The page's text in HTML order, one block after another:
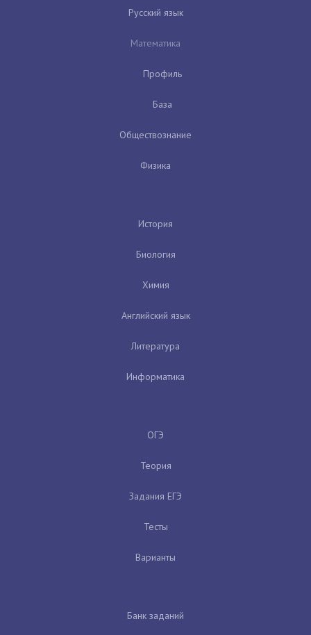
Русский язык
Математика
Профиль
База
Обществознание
Физика
История
Биология
Химия
Английский язык
Литература
Информатика
ОГЭ
Теория
Задания ЕГЭ
Тесты
Варианты
Банк заданий